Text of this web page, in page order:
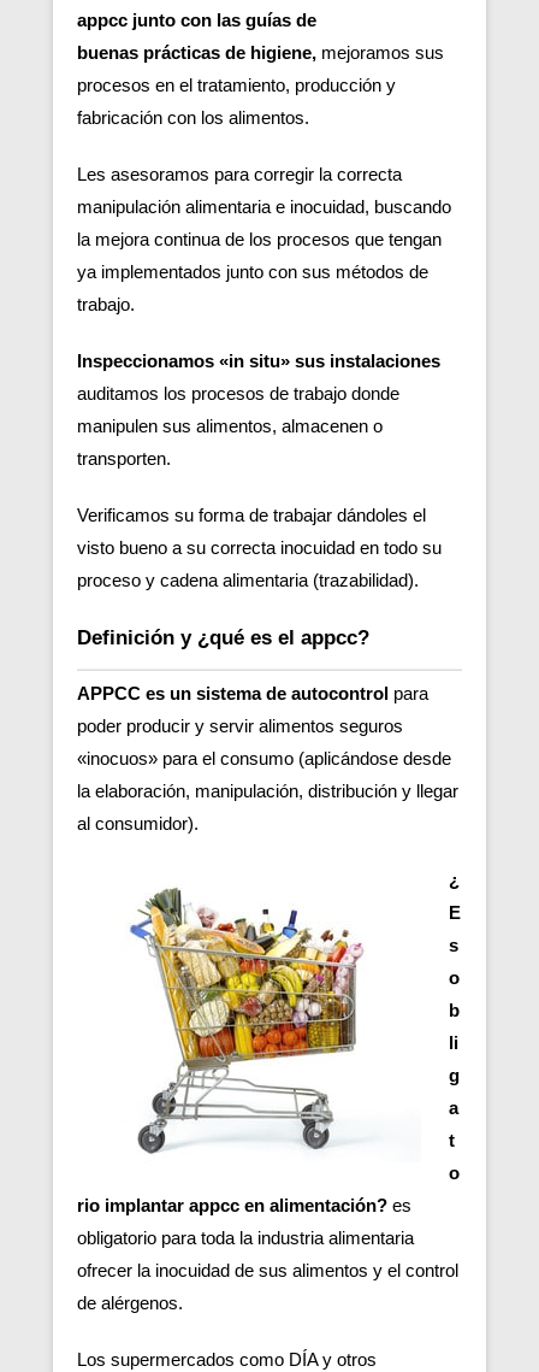
appcc junto con las guías de
buenas prácticas de higiene, mejoramos sus
procesos en el tratamiento, producción y
fabricación con los alimentos.
Les asesoramos para corregir la correcta
manipulación alimentaria e inocuidad, buscando
la mejora continua de los procesos que tengan
ya implementados junto con sus métodos de
trabajo.
Inspeccionamos «in situ» sus instalaciones
auditamos los procesos de trabajo donde
manipulen sus alimentos, almacenen o
transporten.
Verificamos su forma de trabajar dándoles el
visto bueno a su correcta inocuidad en todo su
proceso y cadena alimentaria (trazabilidad).
Definición y ¿qué es el appcc?
APPCC es un sistema de autocontrol para
poder producir y servir alimentos seguros
«inocuos» para el consumo (aplicándose desde
la elaboración, manipulación, distribución y llegar
al consumidor).
¿
E
s
o
b
li
g
a
t
o
rio implantar appcc en alimentación? es
obligatorio para toda la industria alimentaria
ofrecer la inocuidad de sus alimentos y el control
de alérgenos.
Los supermercados como DÍA y otros